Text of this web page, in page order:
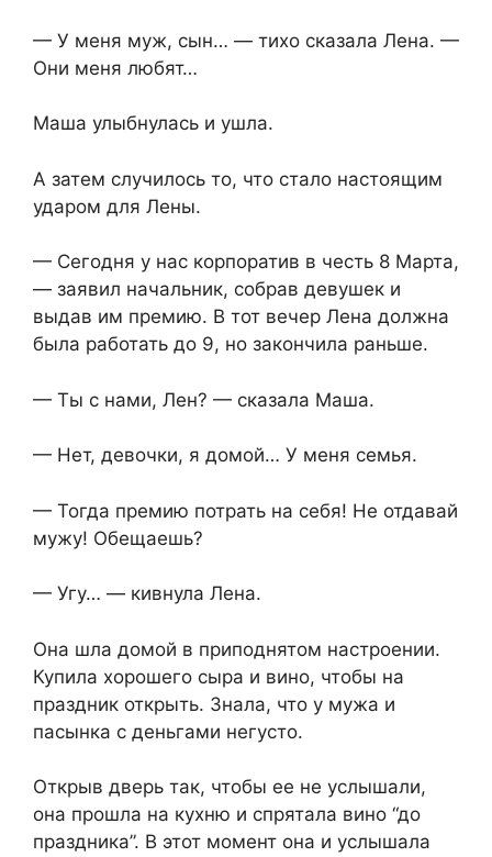
— У меня муж, сын… — тихо сказала Лена. —
Они меня любят…
Маша улыбнулась и ушла.
А затем случилось то, что стало настоящим
ударом для Лены.
— Сегодня у нас корпоратив в честь 8 Марта,
— заявил начальник, собрав девушек и
выдав им премию. В тот вечер Лена должна
была работать до 9, но закончила раньше.
— Ты с нами, Лен? — сказала Маша.
— Нет, девочки, я домой… У меня семья.
— Тогда премию потрать на себя! Не отдавай
мужу! Обещаешь?
— Угу… — кивнула Лена.
Она шла домой в приподнятом настроении.
Купила хорошего сыра и вино, чтобы на
праздник открыть. Знала, что у мужа и
пасынка с деньгами негусто.
Открыв дверь так, чтобы ее не услышали,
она прошла на кухню и спрятала вино “до
праздника”. В этот момент она и услышала